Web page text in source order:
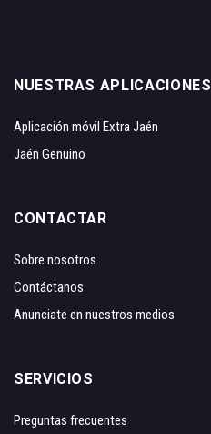
NUESTRAS APLICACIONES
Aplicación móvil Extra Jaén
Jaén Genuino
CONTACTAR
Sobre nosotros
Contáctanos
Anunciate en nuestros medios
SERVICIOS
Preguntas frecuentes